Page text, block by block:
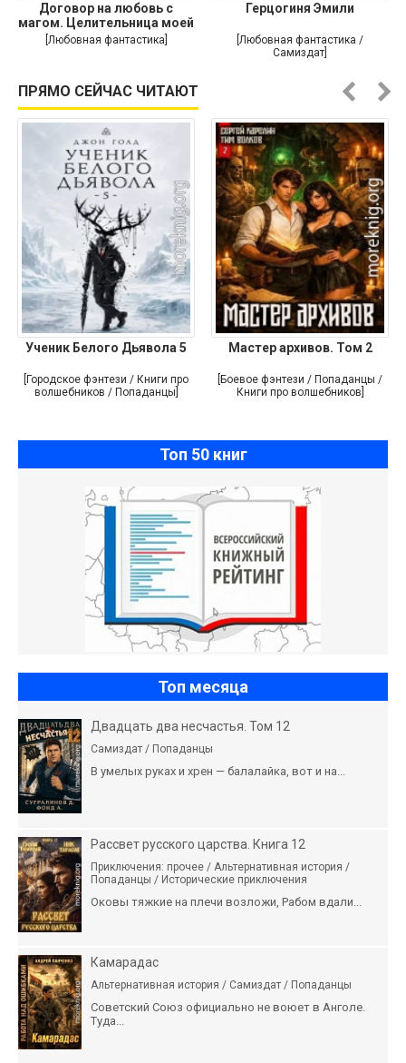
Договор на любовь с
магом. Целительница моей
души
[Любовная фантастика]
Герцогиня Эмили
[Любовная фантастика /
Самиздат]
ПРЯМО СЕЙЧАС ЧИТАЮТ
Ученик Белого Дьявола 5
[Городское фэнтези / Книги про
волшебников / Попаданцы]
Мастер архивов. Том 2
[Боевое фэнтези / Попаданцы /
Книги про волшебников]
Топ 50 книг
Топ месяца
Двадцать два несчастья. Том 12
Самиздат / Попаданцы
В умелых руках и хрен — балалайка, вот и на...
Рассвет русского царства. Книга 12
Приключения: прочее / Альтернативная история /
Попаданцы / Исторические приключения
Оковы тяжкие на плечи возложи, Рабом вдали...
Камарадас
Альтернативная история / Самиздат / Попаданцы
Советский Союз официально не воюет в Анголе.
Туда...